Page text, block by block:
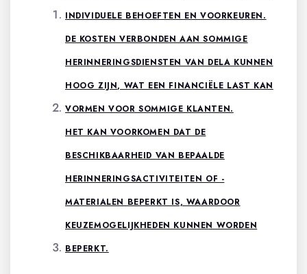
INDIVIDUELE BEHOEFTEN EN VOORKEUREN.
DE KOSTEN VERBONDEN AAN SOMMIGE
HERINNERINGSDIENSTEN VAN DELA KUNNEN
HOOG ZIJN, WAT EEN FINANCIËLE LAST KAN
VORMEN VOOR SOMMIGE KLANTEN.
HET KAN VOORKOMEN DAT DE
BESCHIKBAARHEID VAN BEPAALDE
HERINNERINGSACTIVITEITEN OF -
MATERIALEN BEPERKT IS, WAARDOOR
KEUZEMOGELIJKHEDEN KUNNEN WORDEN
BEPERKT.